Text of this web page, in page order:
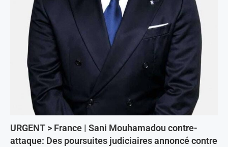
URGENT > France | Sani Mouhamadou contre-
attaque: Des poursuites judiciaires annoncé contre